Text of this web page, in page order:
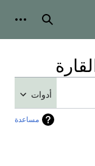
بحث
أدوات
مساعدة